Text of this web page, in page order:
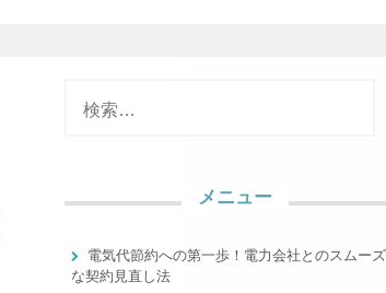
メニュー
電気代節約への第一歩！電力会社とのスムーズ
な契約見直し法